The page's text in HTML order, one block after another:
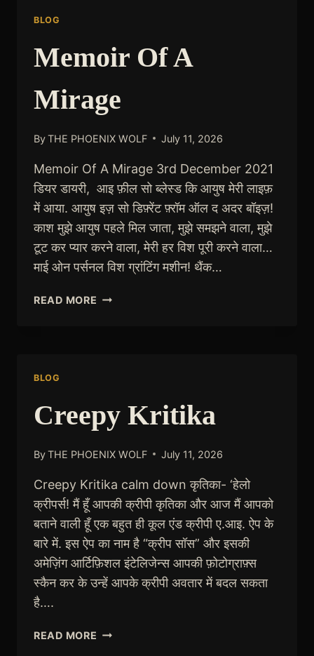
BLOG
Memoir Of A
Mirage
ByTHE PHOENIX WOLF July 11, 2026
Memoir Of A Mirage 3rd December 2021
डियर डायरी, आइ फ़ील सो ब्लेस्ड कि आयुष मेरी लाइफ़
में आया. आयुष इज़ सो डिफ़्रेंट फ़्रॉम ऑल द अदर बॉइज़!
काश मुझे आयुष पहले मिल जाता, मुझे समझने वाला, मुझे
टूट कर प्यार करने वाला, मेरी हर विश पूरी करने वाला…
माई ओन पर्सनल विश ग्रांटिंग मशीन! थैंक…
READ MORE MEMOIR
BLOG
Creepy Kritika
ByTHE PHOENIX WOLF July 11, 2026
Creepy Kritika calm down कृतिका- ‘हेलो
क्रीपर्स! मैं हूँ आपकी क्रीपी कृतिका और आज मैं आपको
बताने वाली हूँ एक बहुत ही कूल एंड क्रीपी ए.आइ. ऐप के
बारे में. इस ऐप का नाम है “क्रीप सॉस” और इसकी
अमेज़िंग आर्टिफ़िशल इंटेलिजेन्स आपकी फ़ोटोग्राफ़्स
स्कैन कर के उन्हें आपके क्रीपी अवतार में बदल सकता
है….
READ MORE CREEPY